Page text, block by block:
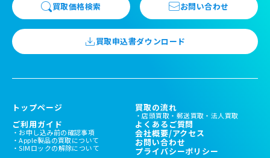
買取価格検索 お問い合わせ
買取申込書ダウンロード
トップページ 買取の流れ
店頭買取 郵送買取 法人買取
ご利用ガイド
お申し込み前の確認事項
Apple製品の買取について
SIMロックの解除について
よくあるご質問
会社概要/アクセス
お問い合わせ
プライバシーポリシー